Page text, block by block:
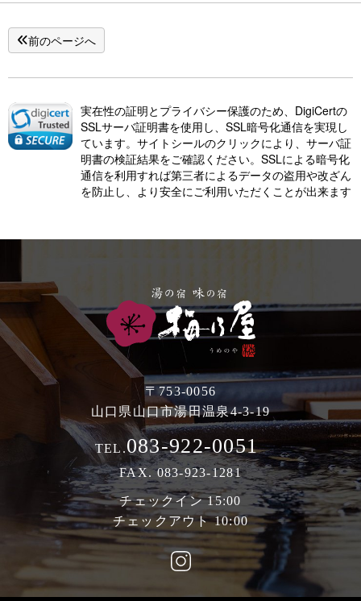
前のページへ
実在性の証明とプライバシー保護のため、DigiCertの
SSLサーバ証明書を使用し、SSL暗号化通信を実現し
ています。サイトシールのクリックにより、サーバ証
明書の検証結果をご確認ください。SSLによる暗号化
通信を利用すれば第三者によるデータの盗用や改ざん
を防止し、より安全にご利用いただくことが出来ます
〒753-0056
山口県山口市湯田温泉4-3-19
TEL.083-922-0051
FAX. 083-923-1281
チェックイン 15:00
チェックアウト 10:00